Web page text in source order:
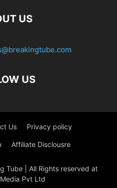
US
US
Us Privacy policy
Affiliate Disclousre
Tube | All Rights reserved at
Pvt Ltd